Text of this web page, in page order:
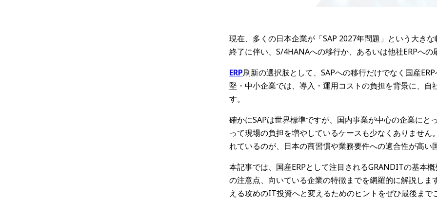
現在、多くの日本企業が「SAP 2027年問題」という大き
終了に伴い、S/4HANAへの移行か、あるいは他社ERPへの
ERP刷新の選択肢として、SAPへの移行だけでなく国産
堅・中小企業では、導入・運用コストの負担を背景に、
す。
確かにSAPは世界標準ですが、国内事業が中心の企業に
って現場の負担を増やしているケースも少なくありませ
れているのが、日本の商習慣や業務要件への適合性が高い
本記事では、国産ERPとして注目されるGRANDITの基本
の注意点、向いている企業の特徴までを網羅的に解説し
える攻めのIT投資へと変えるためのヒントをぜひ最後まで